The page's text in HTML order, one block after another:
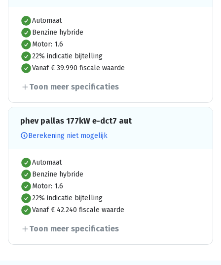
Automaat
Benzine hybride
Motor: 1.6
22% indicatie bijtelling
Vanaf € 39.990 fiscale waarde
Toon meer specificaties
phev pallas 177kW e-dct7 aut
Berekening niet mogelijk
Automaat
Benzine hybride
Motor: 1.6
22% indicatie bijtelling
Vanaf € 42.240 fiscale waarde
Toon meer specificaties